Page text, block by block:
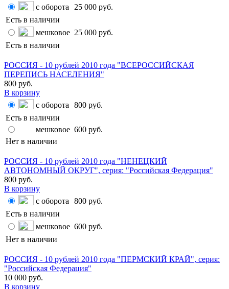
с оборота
25 000 руб.
Есть в наличии
мешковое 25 000 руб.
Есть в наличии
РОССИЯ - 10 рублей 2010 года "ВСЕРОССИЙСКАЯ
ПЕРЕПИСЬ НАСЕЛЕНИЯ"
800 руб.
В корзину
с оборота
800 руб.
Есть в наличии
мешковое 600 руб.
Нет в наличии
РОССИЯ - 10 рублей 2010 года "НЕНЕЦКИЙ
АВТОНОМНЫЙ ОКРУГ", серия: "Российская Федерация"
800 руб.
В корзину
с оборота
800 руб.
Есть в наличии
мешковое 600 руб.
Нет в наличии
РОССИЯ - 10 рублей 2010 года "ПЕРМСКИЙ КРАЙ", серия:
"Российская Федерация"
10 000 руб.
В корзину